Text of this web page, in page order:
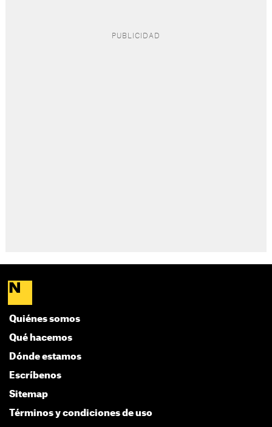
Quiénes somos
Qué hacemos
Dónde estamos
Escríbenos
Sitemap
Términos y condiciones de uso